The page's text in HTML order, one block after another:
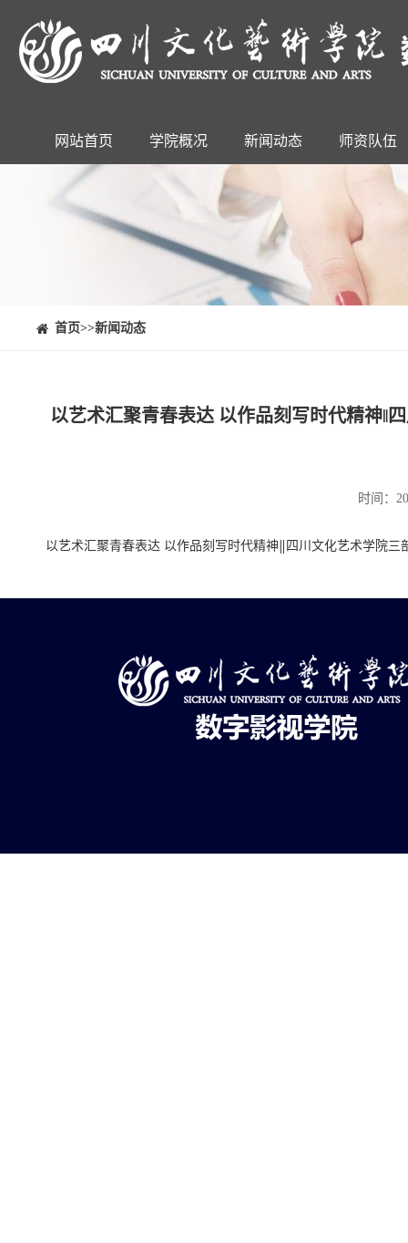
⠀⠀首页>>新闻动态
以艺术汇聚青春表达 以作品刻写时代精神‖
时间：
以艺术汇聚青春表达 以作品刻写时代精神‖四川文化艺术学院
网站首页 学院概况 新闻动态 师资队伍